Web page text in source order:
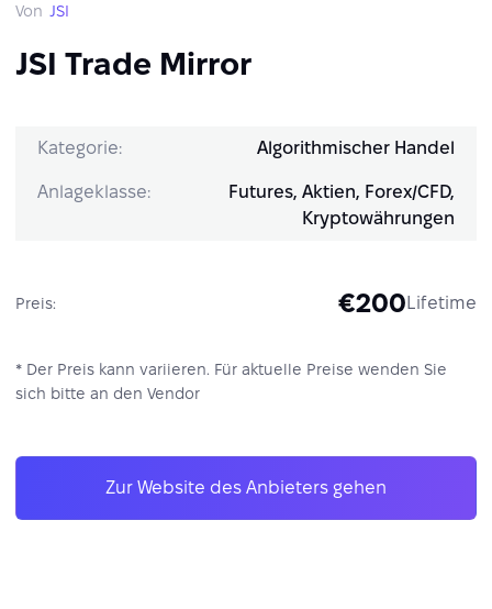
Von JSI
JSI Trade Mirror
Kategorie: Algorithmischer Handel
Anlageklasse:
Futures, Aktien, Forex/CFD,
Kryptowährungen
Preis: €200 Lifetime
* Der Preis kann variieren. Für aktuelle Preise wenden Sie
sich bitte an den Vendor
Zur Website des Anbieters gehen